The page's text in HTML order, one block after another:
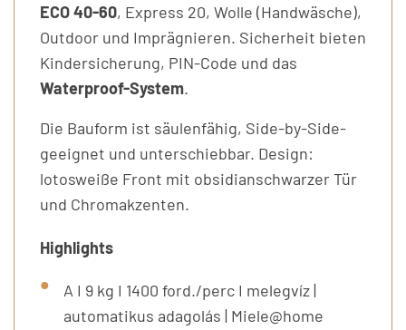
ECO 40-60, Express 20, Wolle (Handwäsche),
Outdoor und Imprägnieren. Sicherheit bieten
Kindersicherung, PIN-Code und das
Waterproof-System.
Die Bauform ist säulenfähig, Side-by-Side-
geeignet und unterschiebbar. Design:
lotosweiße Front mit obsidianschwarzer Tür
und Chromakzenten.
Highlights
A I 9 kg I 1400 ford./perc I melegvíz |
automatikus adagolás | Miele@home